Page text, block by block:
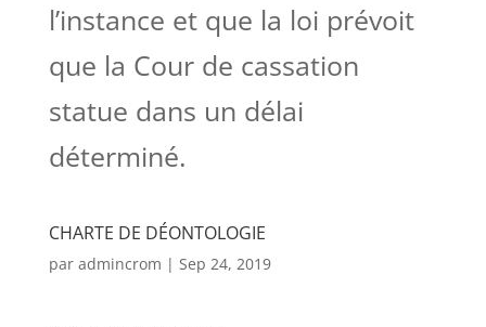
l’instance et que la loi prévoit
que la Cour de cassation
statue dans un délai
déterminé.
CHARTE DE DÉONTOLOGIE
par admincrom | Sep 24, 2019